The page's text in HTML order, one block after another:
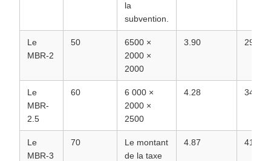
la
subvention.
Le
MBR-2
50
6500 ×
2000 ×
2000
3.90 29.90
Le
MBR-
2.5
60
6 000 ×
2000 ×
2500
4.28 34.28
Le
MBR-3
70
Le montant
de la taxe
4.87 41.43